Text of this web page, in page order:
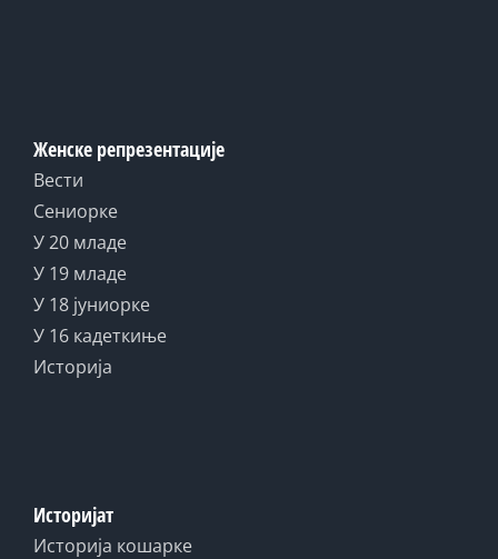
Женске репрезентације
Вести
Сениорке
У 20 младе
У 19 младе
У 18 јуниорке
У 16 кадеткиње
Историја
Историјат
Историја кошарке